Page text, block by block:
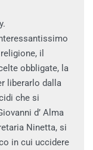
il
obbligate, la
liberarlo dalla
che si
d’ Alma
Ninetta, si
in cui uccidere